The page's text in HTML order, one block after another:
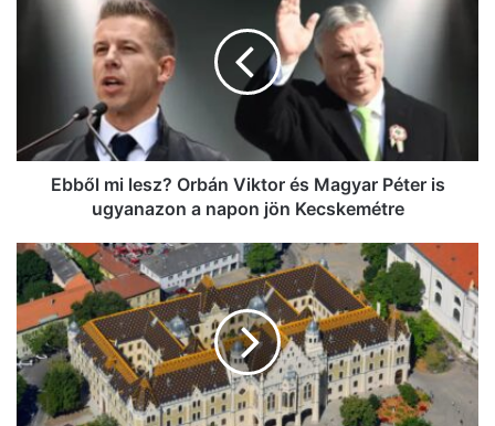
Péter
is
ugyanazon
jön
Kecskemétre
Ebből mi lesz? Orbán Viktor és Magyar Péter is
ugyanazon a napon jön Kecskemétre
Januárban
startol
az
új
otthontámogatási
program:
orvosok,
ápolók,